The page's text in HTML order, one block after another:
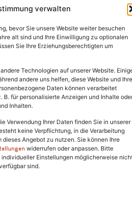
verwalten
bevor Sie unsere Website weiter besuchen
alt sind und Ihre Einwilligung zu optionalen
Sie Ihre Erziehungsberechtigten um
Technologien auf unserer Website.
andere uns helfen, diese Website und Ihre
Daten können verarbeitet
B. für personalisierte Anzeigen und Inhalte
Inhalten.
Verwendung Ihrer Daten finden Sie in unserer
keine Verpflichtung, in die Verarbeitung
dieses Angebot zu nutzen. Sie können Ihre
widerrufen oder anpassen. Bitte
Einstellungen möglicherweise
sind.
Alle Rechte vorbehalten.
915928
22
Schalkenbach